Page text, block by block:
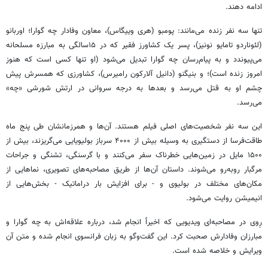
ادامه دهند.
تنها سه نفر زنده می‌مانند: پومبو (هری وییگاس)، معاون وفادار چه ‌گوارا؛ اوربانو
(لئوناردو تامایو نونیز)، پسر یک کشاورز فقیر که در ۱۵سالگی به مبارزه مسلحانه
می‌پیوندد و به پیام‌رسان چه ‌گوارا تبدیل می‌شود (او تنها کسی است که هنوز
امروز زنده است)؛ و بنیگنو (دانیل آلارکون رامیرس)، کشاورزی که همسرش پیش
چشم او به قتل می‌رسد و بعدها به درجه سروانی در ارتش شورشی «چه»
می‌رسد.
این سه نفر شخصیت‌های اصلی فیلم هستند. آن‌ها و همرزمانشان طی پنج ماه
طاقت‌فرسا از دستگیری به‌ وسیله بیش از ۴۰۰۰ سرباز بولیویایی می‌گریزند، بیش از
۱۵۰۰ مایل در زمین‌هایی خطرناک سفر می‌کنند و با گرسنگی، تشنگی و جراحات
مرگبار روبه‌رو می‌شوند. داستان آن‌ها از طریق مصاحبه‌های تصویری، نماهایی از
مکان‌های مختلف در بولیوی و - برای افزایش بار دراماتیک - بخش‌هایی از
انیمیشن روایت می‌شود.
رِوی در مصاحبه‌ای ویدیویی که اخیراً انجام شد، درباره علاقه‌اش به چه ‌گوارا و
مبارزان وفادارش صحبت کرد. این گفت‌وگو به زبان فرانسوی انجام شده و متن آن
ویرایش و خلاصه شده است.